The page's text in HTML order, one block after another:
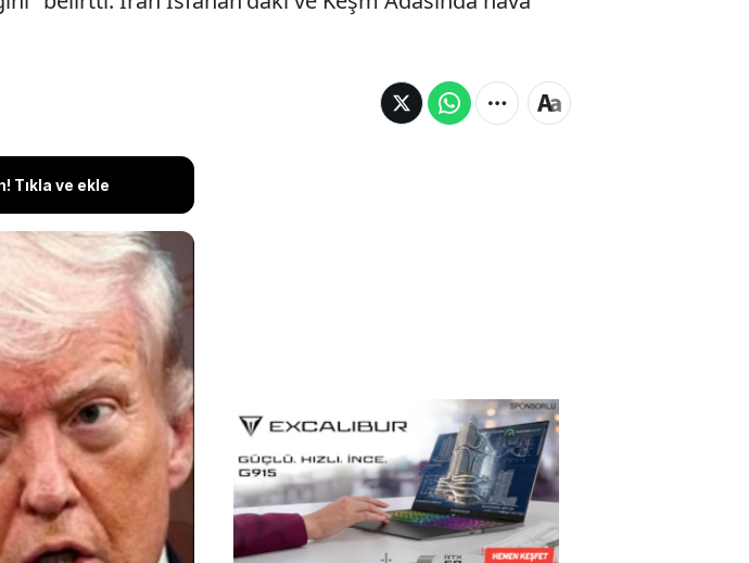
Tıkla ve ekle
Emirliklerİ, Katar ve
yarın için
İran
sistemleri aktive